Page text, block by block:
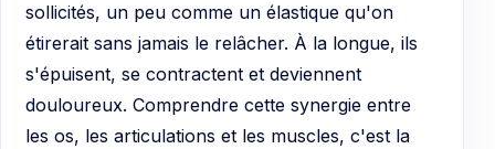
sollicités, un peu comme un élastique qu'on
étirerait sans jamais le relâcher. À la longue, ils
s'épuisent, se contractent et deviennent
douloureux. Comprendre cette synergie entre
les os, les articulations et les muscles, c'est la